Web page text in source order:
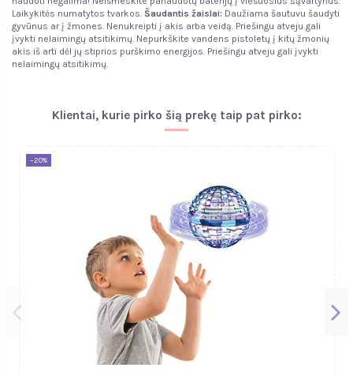
Laikykitės numatytos tvarkos. Šaudantis žaislai: Daužiama šautuvu šaudyti
gyvūnus ar į žmones. Nenukreipti į akis arba veidą. Priešingu atveju gali
įvykti nelaimingų atsitikimų. Nepurkškite vandens pistoletų į kitų žmonių
akis iš arti dėl jų stiprios purškimo energijos. Priešingu atveju gali įvykti
nelaimingų atsitikimų.
Klientai, kurie pirko šią prekę taip pat pirko:
−20%